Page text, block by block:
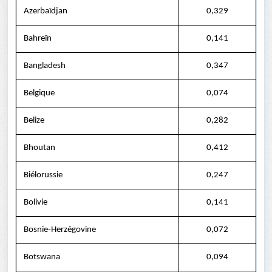
Azerbaïdjan 0,329
Bahreïn 0,141
Bangladesh 0,347
Belgique 0,074
Belize 0,282
Bhoutan 0,412
Biélorussie 0,247
Bolivie 0,141
Bosnie-Herzégovine 0,072
Botswana 0,094